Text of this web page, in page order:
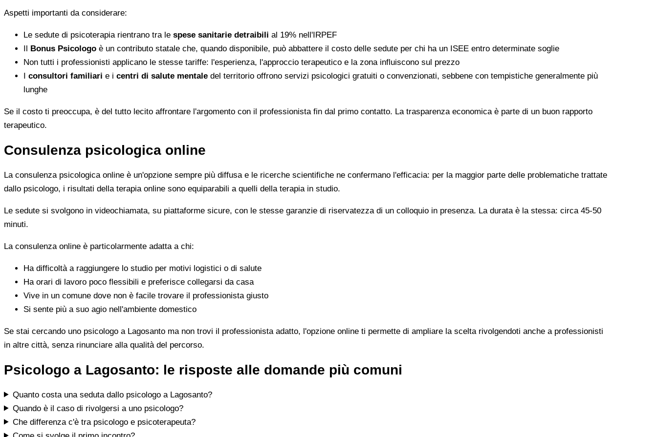
Aspetti importanti da considerare:
Le sedute di psicoterapia rientrano tra le spese sanitarie detraibili al 19% nell'IRPEF
Il Bonus Psicologo è un contributo statale che, quando disponibile, può abbattere il costo delle sedute per chi ha un ISEE entro determinate soglie
Non tutti i professionisti applicano le stesse tariffe: l'esperienza, l'approccio terapeutico e la zona influiscono sul prezzo
I consultori familiari e i centri di salute mentale del territorio offrono servizi psicologici gratuiti o convenzionati, sebbene con tempistiche generalmente più
lunghe
Se il costo ti preoccupa, è del tutto lecito affrontare l'argomento con il professionista fin dal primo contatto. La trasparenza economica è parte di un buon rapporto
terapeutico.
Consulenza psicologica online
La consulenza psicologica online è un'opzione sempre più diffusa e le ricerche scientifiche ne confermano l'efficacia: per la maggior parte delle problematiche trattate
dallo psicologo, i risultati della terapia online sono equiparabili a quelli della terapia in studio.
Le sedute si svolgono in videochiamata, su piattaforme sicure, con le stesse garanzie di riservatezza di un colloquio in presenza. La durata è la stessa: circa 45-50
minuti.
La consulenza online è particolarmente adatta a chi:
Ha difficoltà a raggiungere lo studio per motivi logistici o di salute
Ha orari di lavoro poco flessibili e preferisce collegarsi da casa
Vive in un comune dove non è facile trovare il professionista giusto
Si sente più a suo agio nell'ambiente domestico
Se stai cercando uno psicologo a Lagosanto ma non trovi il professionista adatto, l'opzione online ti permette di ampliare la scelta rivolgendoti anche a professionisti
in altre città, senza rinunciare alla qualità del percorso.
Psicologo a Lagosanto: le risposte alle domande più comuni
Quanto costa una seduta dallo psicologo a Lagosanto?
Quando è il caso di rivolgersi a uno psicologo?
Che differenza c'è tra psicologo e psicoterapeuta?